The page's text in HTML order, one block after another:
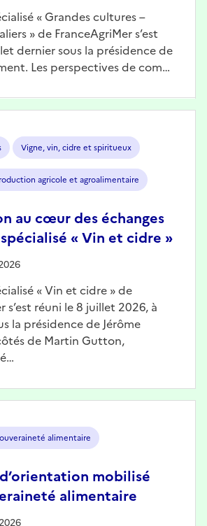
« Grandes cultures –
» de FranceAgriMer s’est
dernier sous la présidence de
Les perspectives de com…
Vigne, vin, cidre et spiritueux
agricole et agroalimentaire
au cœur des échanges
« Vin et cidre »
« Vin et cidre » de
s’est réuni le 8 juillet 2026, à
la présidence de Jérôme
de Martin Gutton,
alimentaire
mobilisé
alimentaire